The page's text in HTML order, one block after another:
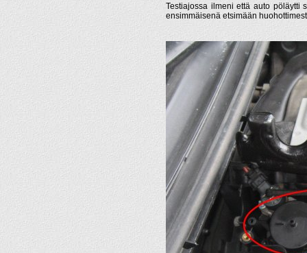
Testiajossa ilmeni että auto pöläytti
ensimmäisenä etsimään